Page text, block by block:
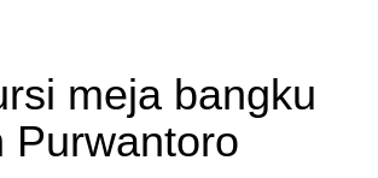
meja bangku
Purwantoro